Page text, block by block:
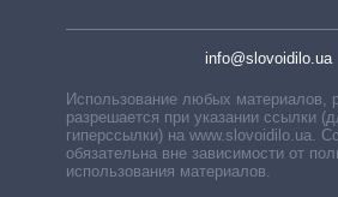
info@slovoidilo.ua
Использование любых материалов,
разрешается при указании ссылки
гиперссылки) на www.slovoidilo.ua.
обязательна вне зависимости от
использования материалов.